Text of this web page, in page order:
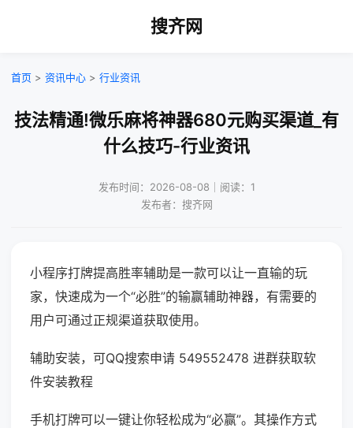
搜齐网
首页 > 资讯中心 > 行业资讯
技法精通!微乐麻将神器680元购买渠道_有
什么技巧-行业资讯
发布时间：2026-08-08｜阅读：1
发布者：搜齐网
小程序打牌提高胜率辅助是一款可以让一直输的玩
家，快速成为一个“必胜”的输赢辅助神器，有需要的
用户可通过正规渠道获取使用。
辅助安装，可QQ搜索申请 549552478 进群获取软
件安装教程
手机打牌可以一键让你轻松成为“必赢”。其操作方式